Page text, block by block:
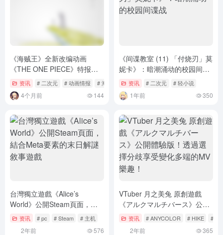
《海贼王》全新改编动画
《THE ONE PIECE》特报影
像公开
资讯 # 二次元 # 动画情报 # 海贼王
4个月前 144
《间谍教室 (11) 「付烧刃」莫
妮卡》：暗潮涌动的校园间谍
战 资讯 # 二次元 # 轻小说
1年前 350
台灣獨立遊戲《Alice’s
World》公開Steam頁面，結
合Meta要素的末日解謎敘事遊
资讯 # pc # Steam # 主机
2年前 576
VTuber 月之美兔 原創遊戲
《アルクマルチバース》公開
體驗版！透過選擇分歧享受變
化多端的MV樂趣！
资讯 # ANYCOLOR # HIKE #
2年前 365